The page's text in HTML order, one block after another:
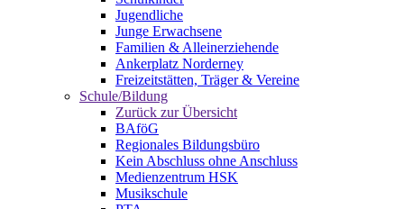
Jugendliche
Junge Erwachsene
Familien & Alleinerziehende
Ankerplatz Norderney
Freizeitstätten, Träger & Vereine
Schule/Bildung
Zurück zur Übersicht
BAföG
Regionales Bildungsbüro
Kein Abschluss ohne Anschluss
Medienzentrum HSK
Musikschule